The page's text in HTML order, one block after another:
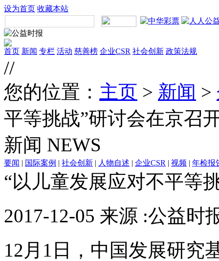
设为首页 收藏本站
首页 新闻 专栏 活动 慈善榜 企业CSR 社会创新 政策法规
//
您的位置： 主页 > 新闻 >
平等挑战”研讨会在京召
新闻 NEWS
要闻 | 国际案例 | 社会创新 | 人物自述 | 企业CSR | 视频 | 年检报
“以儿童发展应对不平等
2017-12-05 来源 :公益时
12月1日，中国发展研究